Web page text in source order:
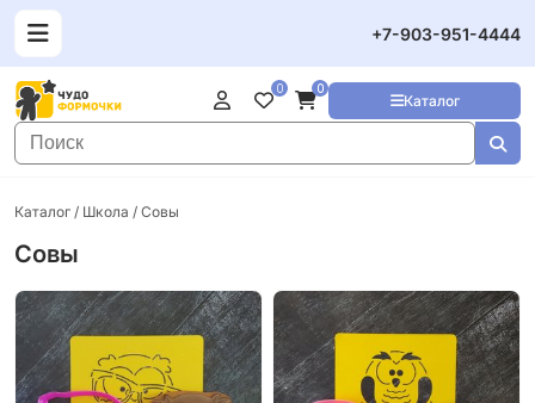
+7-903-951-4444
Каталог
0 0
Каталог / Школа / Совы
Совы